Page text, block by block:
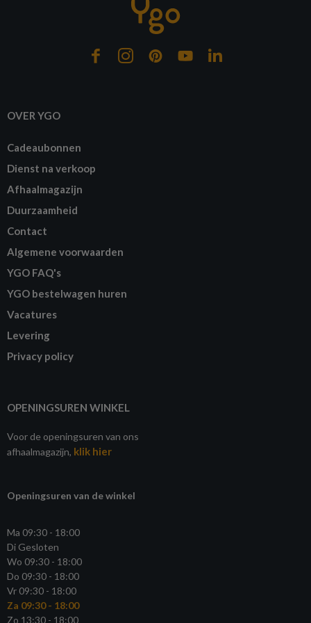
OVER YGO
Cadeaubonnen
Dienst na verkoop
Afhaalmagazijn
Duurzaamheid
Contact
Algemene voorwaarden
YGO FAQ's
YGO bestelwagen huren
Vacatures
Levering
Privacy policy
OPENINGSUREN WINKEL
Voor de openingsuren van ons
afhaalmagazijn, klik hier
Openingsuren van de winkel
Ma 09:30 - 18:00
Di Gesloten
Wo 09:30 - 18:00
Do 09:30 - 18:00
Vr 09:30 - 18:00
Za 09:30 - 18:00
Zo 13:30 - 18:00